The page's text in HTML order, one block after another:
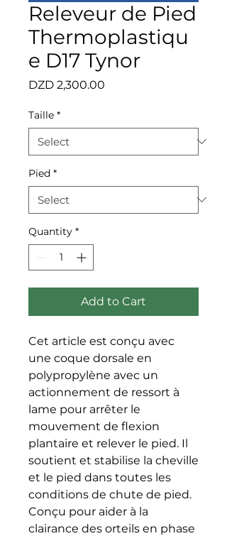
Releveur de Pied
Thermoplastiqu
e D17 Tynor
DZD 2,300.00
Taille *
Pied *
Quantity *
Add to Cart
Cet article est conçu avec
une coque dorsale en
polypropylène avec un
actionnement de ressort à
lame pour arrêter le
mouvement de flexion
plantaire et relever le pied. Il
soutient et stabilise la cheville
et le pied dans toutes les
conditions de chute de pied.
Conçu pour aider à la
clairance des orteils en phase